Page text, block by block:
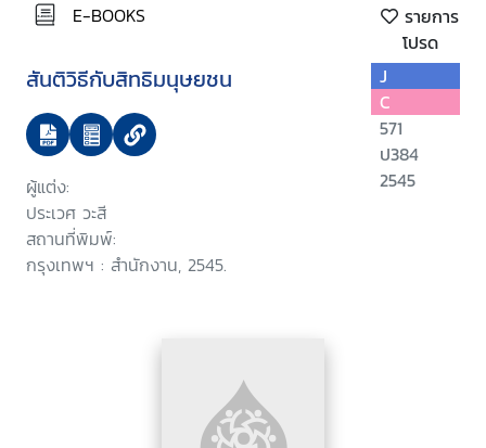
E-BOOKS
รายการ
โปรด
สันติวิธีกับสิทธิมนุษยชน
ผู้แต่ง:
ประเวศ วะสี
สถานที่พิมพ์:
กรุงเทพฯ : สำนักงาน, 2545.
J
C
571
ป384
2545